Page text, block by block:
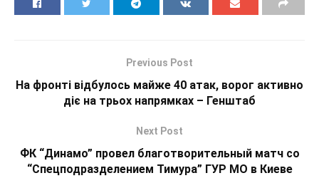
Previous Post
На фронті відбулось майже 40 атак, ворог активно
діє на трьох напрямках – Генштаб
Next Post
ФК “Динамо” провел благотворительный матч со
“Спецподразделением Тимура” ГУР МО в Киеве